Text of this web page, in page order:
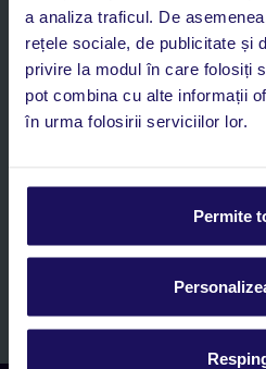
a analiza traficul. De
rețele sociale, de publicitate și
privire la modul în care folosiți
pot combina cu alte informații
în urma folosirii serviciilor lor.
Permite
Abonați-vă la
NUME SI PRENUME*
E-MAIL*
Sunt de acord cu prelucrarea
Romania SRL în scopuri de
personal”, prin mijloace
inclusiv utilizarea așa-numitelor